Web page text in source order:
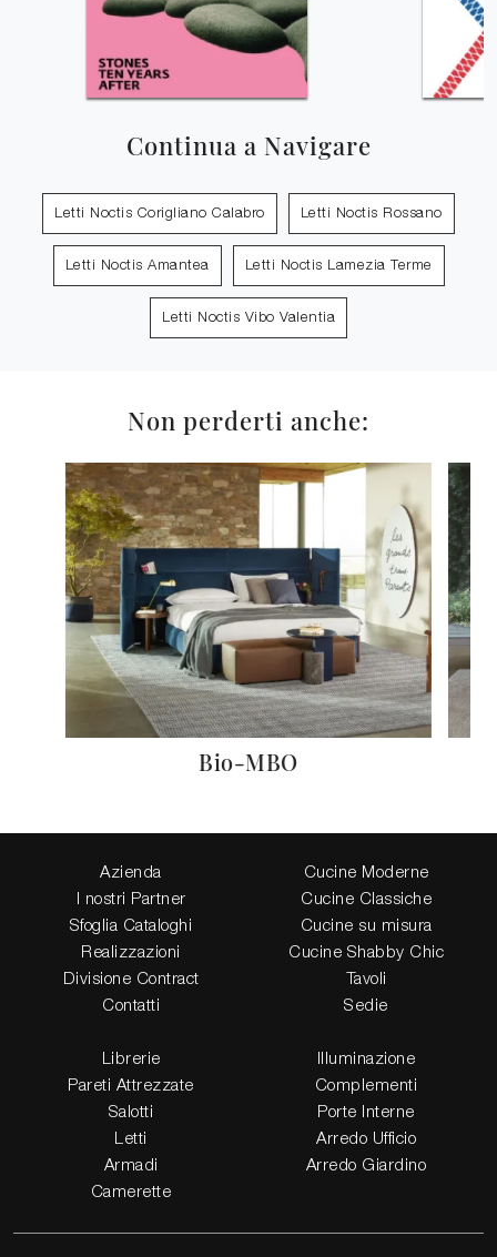
Continua a Navigare
Letti Noctis Corigliano Calabro Letti Noctis Rossano
Letti Noctis Amantea Letti Noctis Lamezia Terme
Letti Noctis Vibo Valentia
Non perderti anche:
Bio-MBO
Azienda
I nostri Partner
Sfoglia Cataloghi
Realizzazioni
Divisione Contract
Contatti
Cucine Moderne
Cucine Classiche
Cucine su misura
Cucine Shabby Chic
Tavoli
Sedie
Librerie
Pareti Attrezzate
Salotti
Letti
Armadi
Camerette
Illuminazione
Complementi
Porte Interne
Arredo Ufficio
Arredo Giardino